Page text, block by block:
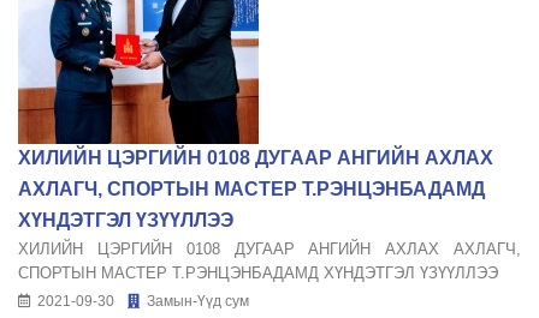
ХИЛИЙН ЦЭРГИЙН 0108 ДУГААР АНГИЙН АХЛАХ
АХЛАГЧ, СПОРТЫН МАСТЕР Т.РЭНЦЭНБАДАМД
ХҮНДЭТГЭЛ ҮЗҮҮЛЛЭЭ
ХИЛИЙН ЦЭРГИЙН 0108 ДУГААР АНГИЙН АХЛАХ АХЛАГЧ,
СПОРТЫН МАСТЕР Т.РЭНЦЭНБАДАМД ХҮНДЭТГЭЛ ҮЗҮҮЛЛЭЭ
2021-09-30 Замын-Үүд сум